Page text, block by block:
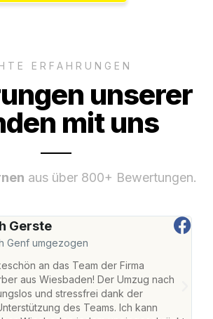
ERFAHRUNGEN
unserer
mit uns
aus über 800+ Bewertungen.
Gerste
Genf umgezogen
an das Team der Firma
aus Wiesbaden! Der Umzug nach
und stressfrei dank der
des Teams. Ich kann